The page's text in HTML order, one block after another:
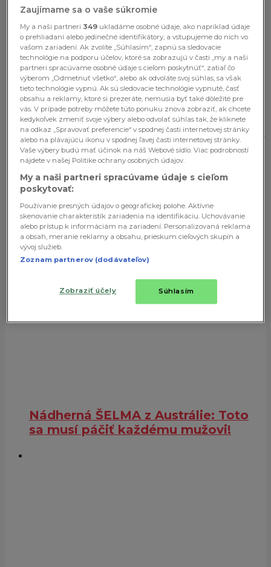
Obdarená Maďarka ukázala svoje
LUXUSNÉ prednosti: 38-ročná Vivien
vás dostane do úzkych!
Nádherná ŠELMA z Austrálie: Toto
sa musí páčiť každému mužovi!
Zaujímame sa o vaše súkromie
My a naši partneri 349 ukladáme osobné údaje, ako napríklad údaje
o prehliadaní alebo jedinečné identifikátory, a vstupujeme do nich vo
vašom zariadení. Ak zvolíte „Súhlasím“, zapnú sa sledovacie
technológie na podporu účelov, ktoré sa zobrazujú v časti „my a naši
partneri spracúvame osobné údaje s cieľom poskytnúť“, zatiaľ čo
výberom „Odmetnuť všetko“, alebo ak odvoláte svoj súhlas, sa však
tieto technológie vypnú. Ak sú sledovacie technológie vypnuté, časť
obsahu a reklamy, ktoré si prezeráte, nemusia byť také dôležité pre
vás. V prípade potreby môžete túto ponuku znova zobraziť, ak chcete
kedykoľvek zmeniť svoje výbery alebo odvolať súhlas tak, že kliknete
na odkaz „Spravovať preferencie“ v spodnej časti internetovej stránky
alebo na plávajúcu ikonu v spodnej ľavej časti internetovej stránky.
Vaše výbery budú mať účinok na náš Webové sídlo. Viac podrobností
nájdete v našej Politike ochrany osobných údajov.
My a naši partneri spracúvame údaje s cieľom
poskytovať:
Používanie presných údajov o geografickej polohe. Aktívne
skenovanie charakteristík zariadenia na identifikáciu. Uchovávanie
alebo prístup k informáciám na zariadení. Personalizovaná reklama
a obsah, meranie reklamy a obsahu, prieskum cieľových skupín a
vývoj služieb.
Zoznam partnerov (dodávateľov)
Súhlasím
Zobraziť účely